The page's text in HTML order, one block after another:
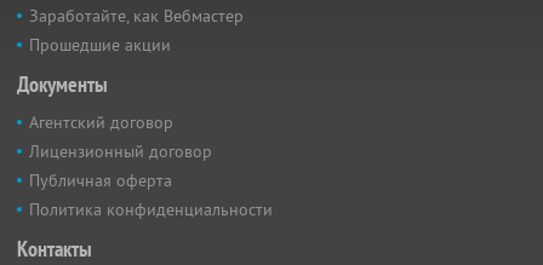
Заработайте, как Вебмастер
Прошедшие акции
Документы
Агентский договор
Лицензионный договор
Публичная оферта
Политика конфиденциальности
Контакты